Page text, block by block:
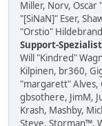
Miller, Norv, Oscar
"[SiNaN]" Eser,
"Orstio"
Support-
Will "Kindred"
Kilpinen, br360,
"margarett" Alves,
gbsothere, JimM,
Krash, Mashby,
Steve, Storman™,